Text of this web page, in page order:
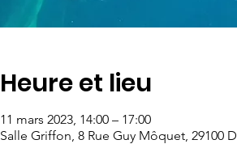
Heure et lieu
11 mars 2023, 14:00 – 17:00
Salle Griffon, 8 Rue Guy Môquet, 29100